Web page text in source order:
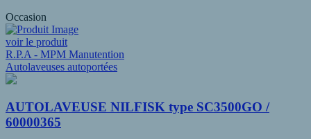
Occasion
voir le produit
R.P.A - MPM Manutention
Autolaveuses autoportées
AUTOLAVEUSE NILFISK type SC3500GO /
60000365